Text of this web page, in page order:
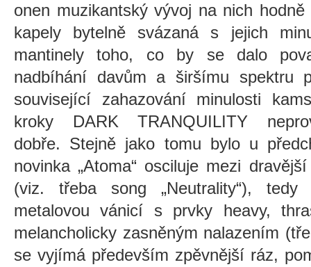
onen muzikantský vývoj na nich
kapely bytelně svázaná s jejich
mantinely toho, co by se dalo
nadbíhání davům a širšímu spektru
související zahazování minulosti
kroky DARK TRANQUILITY
dobře. Stejně jako tomu bylo u
novinka „Atoma“ osciluje mezi
(viz. třeba song „Neutrality“), tedy
metalovou vánicí s prvky heavy,
melancholicky zasněným nalazením
se vyjímá především zpěvnější ráz,